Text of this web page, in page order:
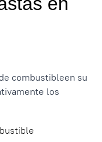
combustibleen su
los